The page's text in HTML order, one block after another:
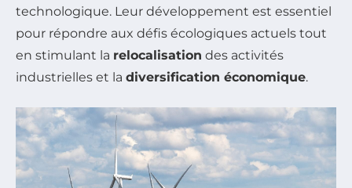
technologique. Leur développement est essentiel
pour répondre aux défis écologiques actuels tout
en stimulant la relocalisation des activités
industrielles et la diversification économique.